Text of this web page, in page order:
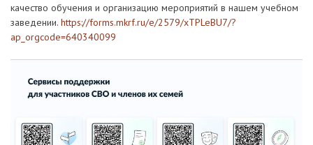
качество обучения и организацию мероприятий в нашем учебном
заведении. https://forms.mkrf.ru/e/2579/xTPLeBU7/?
ap_orgcode=640340099